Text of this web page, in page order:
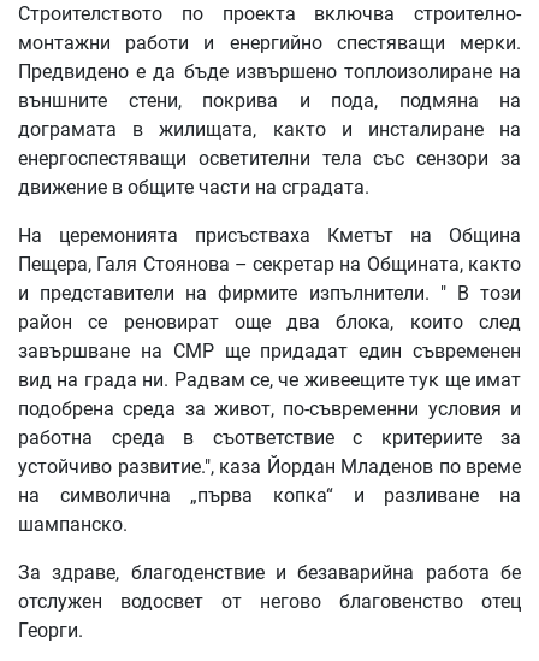
Строителството по проекта включва строително-
монтажни работи и енергийно спестяващи мерки.
Предвидено е да бъде извършено топлоизолиране на
външните стени, покрива и пода, подмяна на
дограмата в жилищата, както и инсталиране на
енергоспестяващи осветителни тела със сензори за
движение в общите части на сградата.
На церемонията присъстваха Кметът на Община
Пещера, Галя Стоянова – секретар на Общината, както
и представители на фирмите изпълнители. " В този
район се реновират още два блока, които след
завършване на СМР ще придадат един съвременен
вид на града ни. Радвам се, че живеещите тук ще имат
подобрена среда за живот, по-съвременни условия и
работна среда в съответствие с критериите за
устойчиво развитие.", каза Йордан Младенов по време
на символична „първа копка“ и разливане на
шампанско.
За здраве, благоденствие и безаварийна работа бе
отслужен водосвет от негово благовенство отец
Георги.